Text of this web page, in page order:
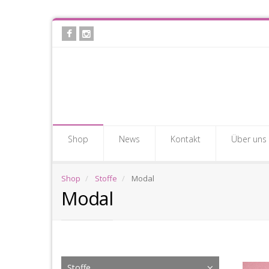
Skip
Shop News Kontakt Über uns
Shop Stoffe Modal
Modal